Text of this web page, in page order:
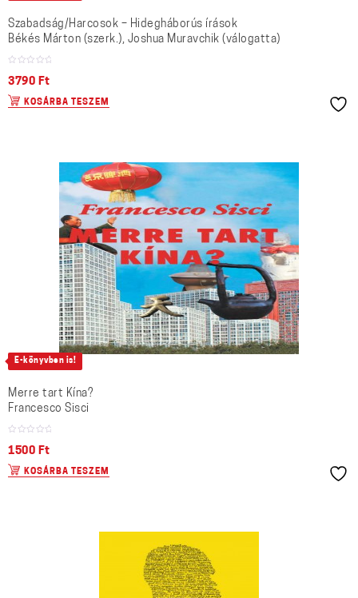
Szabadság/Harcosok – Hidegháborús írások
Békés Márton (szerk.), Joshua Muravchik (válogatta)
3790 Ft
KOSÁRBA TESZEM
E-könyvben is!
Merre tart Kína?
Francesco Sisci
1500 Ft
KOSÁRBA TESZEM